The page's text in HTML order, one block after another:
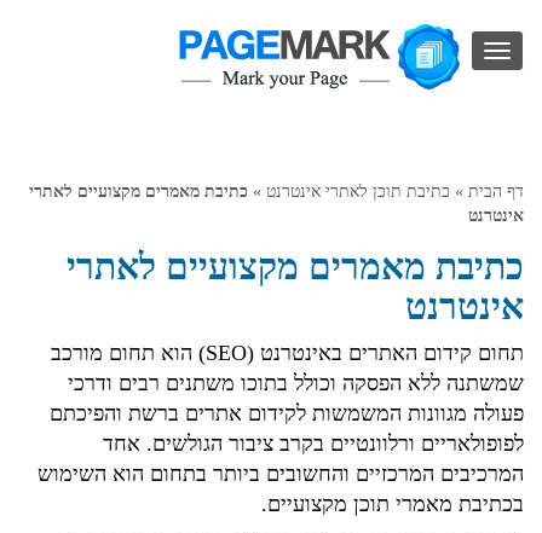
החלף
דף הבית » כתיבת תוכן לאתרי אינטרנט » כתיבת מאמרים מקצועיים לאתרי
אינטרנט
כתיבת מאמרים מקצועיים לאתרי
אינטרנט
תחום קידום האתרים באינטרנט (SEO) הוא תחום מורכב
שמשתנה ללא הפסקה וכולל בתוכו משתנים רבים ודרכי
פעולה מגוונות המשמשות לקידום אתרים ברשת והפיכתם
לפופולאריים ורלוונטיים בקרב ציבור הגולשים. אחד
המרכיבים המרכזיים והחשובים ביותר בתחום הוא השימוש
בכתיבת מאמרי תוכן מקצועיים.